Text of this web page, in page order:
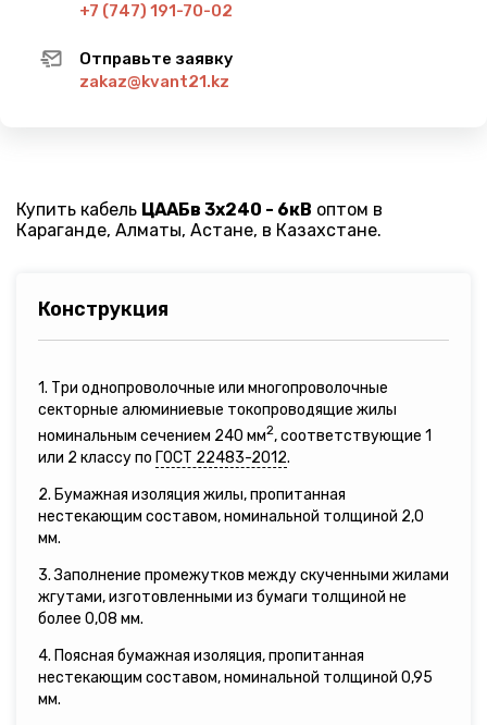
+7 (747) 191-70-02
Отправьте заявку
zakaz@kvant21.kz
Купить кабель ЦААБв 3х240 - 6кВ оптом в
Караганде, Алматы, Астане, в Казахстане.
Конструкция
1. Три однопроволочные или многопроволочные
секторные алюминиевые токопроводящие жилы
номинальным сечением 240 мм2, соответствующие 1
или 2 классу по ГОСТ 22483-2012.
2. Бумажная изоляция жилы, пропитанная
нестекающим составом, номинальной толщиной 2,0
мм.
3. Заполнение промежутков между скученными жилами
жгутами, изготовленными из бумаги толщиной не
более 0,08 мм.
4. Поясная бумажная изоляция, пропитанная
нестекающим составом, номинальной толщиной 0,95
мм.